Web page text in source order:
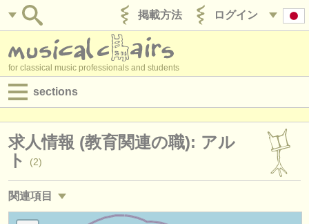
ログイン
掲載方法
for classical music professionals and students
sections
求人情報 (演奏関係の職)
求人情報 (管理者関連の職)
求人情報 (教育関連の職): アル
ト
(2)
関連項目